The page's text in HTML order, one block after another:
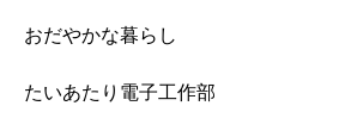
おだやかな暮らし
たいあたり電子工作部